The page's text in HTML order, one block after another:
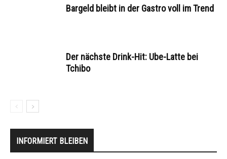
Bargeld bleibt in der Gastro voll im Trend
Der nächste Drink-Hit: Ube-Latte bei
Tchibo
INFORMIERT BLEIBEN